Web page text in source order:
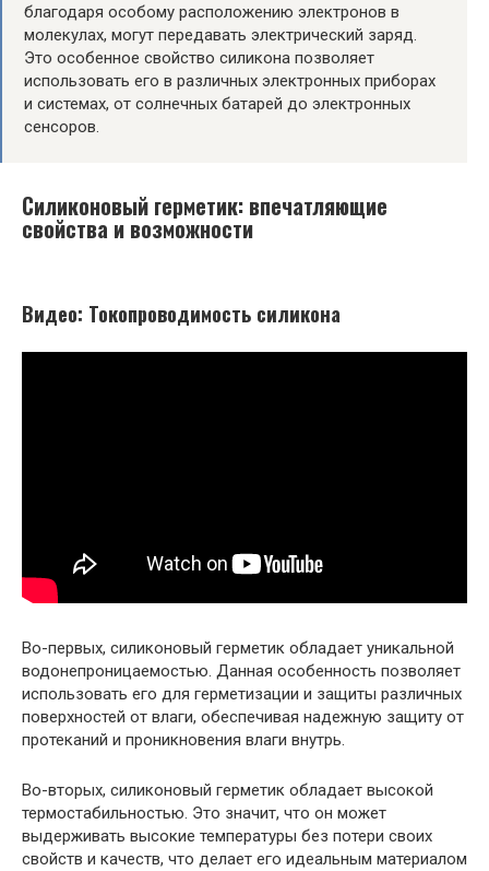
благодаря особому расположению электронов в
молекулах, могут передавать электрический заряд.
Это особенное свойство силикона позволяет
использовать его в различных электронных приборах
и системах, от солнечных батарей до электронных
сенсоров.
Силиконовый герметик: впечатляющие
свойства и возможности
Видео: Токопроводимость силикона
Во-первых, силиконовый герметик обладает уникальной
водонепроницаемостью. Данная особенность позволяет
использовать его для герметизации и защиты различных
поверхностей от влаги, обеспечивая надежную защиту от
протеканий и проникновения влаги внутрь.
Во-вторых, силиконовый герметик обладает высокой
термостабильностью. Это значит, что он может
выдерживать высокие температуры без потери своих
свойств и качеств, что делает его идеальным материалом